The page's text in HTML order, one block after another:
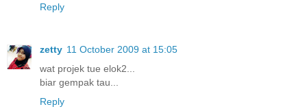
Reply
zetty 11 October 2009 at 15:05
wat projek tue elok2...
biar gempak tau...
Reply